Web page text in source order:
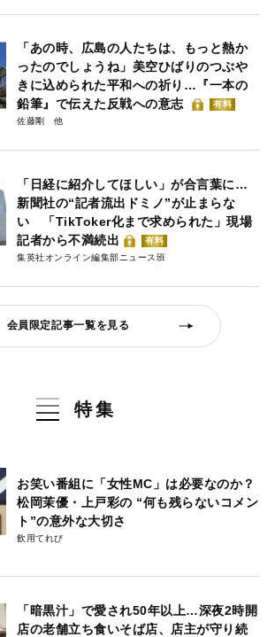
「あの時、広島の人たちは、もっと熱か
ったのでしょうね」美空ひばりのつぶや
きに込められた平和への祈り…『一本の
鉛筆』で伝えた反戦への意志
有料
佐藤剛
「日経に紹介してほしい」が合言葉に…
新聞社の“記者流出ドミノ”が止まらな
い 「TikToker化まで求められた」現場
記者から不満続出
有料
集英社オンライン編集部ニュース班
会員限定記事一覧を見る
特集
お笑い番組に「女性MC」は必要なのか？
松岡茉優・上戸彩の “何も残らないコメン
ト”の意外な大切さ
飲用てれび
「暗黒汁」で愛され50年以上…深夜2時開
店の老舗立ち食いそば店、店主が守り続